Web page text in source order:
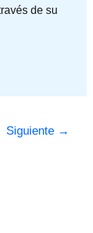
de su
Siguiente →